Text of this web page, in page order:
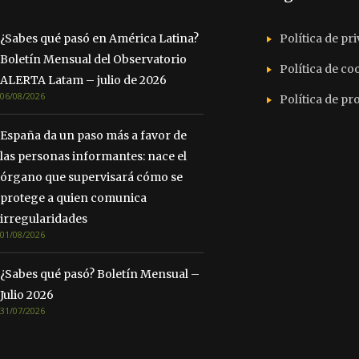
¿Sabes qué pasó en América Latina?
Boletín Mensual del Observatorio
ALERTA Latam – julio de 2026
06/08/2026
España da un paso más a favor de
las personas informantes: nace el
órgano que supervisará cómo se
protege a quien comunica
irregularidades
01/08/2026
¿Sabes qué pasó? Boletín Mensual –
Julio 2026
31/07/2026
Política de
Política de
Política de